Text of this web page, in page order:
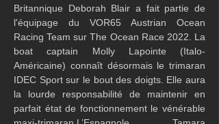
Britannique Deborah Blair a fait partie de
l'équipage du VOR65 Austrian Ocean
Racing Team sur The Ocean Race 2022. La
boat captain Molly Lapointe (Italo-
Américaine) connaît désormais le trimaran
IDEC Sport sur le bout des doigts. Elle aura
la lourde responsabilité de maintenir en
parfait état de fonctionnement le vénérable